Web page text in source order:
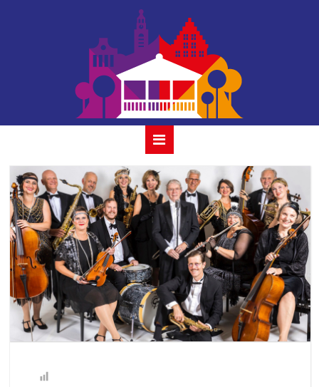
houtmansplantsoen-
decadentia